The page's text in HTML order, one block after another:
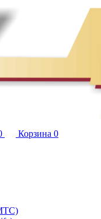
Корзина 0